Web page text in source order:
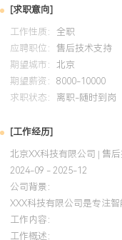
动化脚本编写。课程设
开发，实现了物料识别
自我评价
诊断、客户培训到服务
XXX%；主导构建技术
名；开发系列客户培
与产品：深度理解客户
提升；通过服务流程优
[求职意向]
工作性质： 全职
应聘职位： 售后技术支持
期望城市： 北京
期望薪资： 8000-10000
求职状态： 离职-随时到岗
[工作经历]
北京XX科技有限公司 | 售
2024-09 - 2025-12
公司背景：
XXX科技有限公司是专注
工作内容：
工作概述：